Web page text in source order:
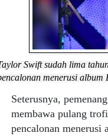
Swift sudah lima
menerusi
Seterusnya,
membawa pulang
pencalonan menerusi